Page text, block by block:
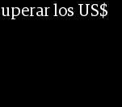
los US$